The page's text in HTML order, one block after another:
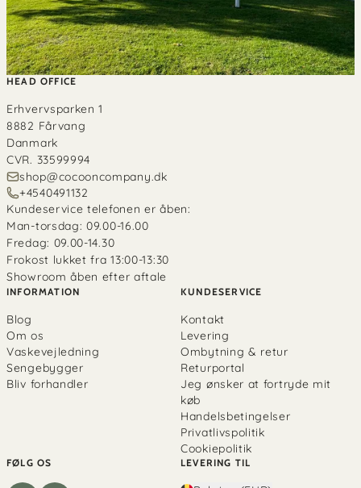
HEAD OFFICE
Erhvervsparken 1
8882 Fårvang
Danmark
CVR. 33599994
shop@cocooncompany.dk
+4540491132
Kundeservice telefonen er åben:
Man-torsdag: 09.00-16.00
Fredag: 09.00-14.30
Frokost lukket fra 13:00-13:30
Showroom åben efter aftale
INFORMATION
Blog
Om os
Vaskevejledning
Sengebygger
Bliv forhandler
KUNDESERVICE
Kontakt
Levering
Ombytning & retur
Returportal
Jeg ønsker at fortryde mit
køb
Handelsbetingelser
Privatlivspolitik
Cookiepolitik
FØLG OS LEVERING TIL